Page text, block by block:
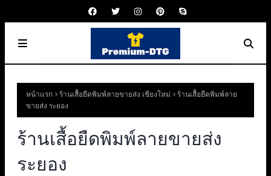
หน้าแรก ร้านเสื้อยืดพิมพ์ลายขายส่ง เชียงใหม่
ร้านเสื้อยืดพิมพ์ลาย
ขายส่ง ระยอง
ร้านเสื้อยืดพิมพ์ลายขายส่ง
ระยอง